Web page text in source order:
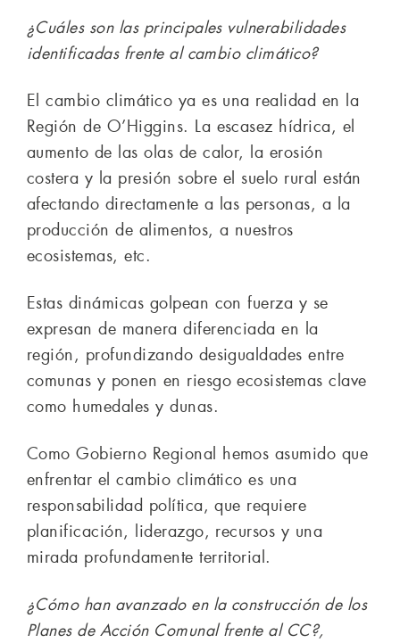
¿Cuáles son las principales vulnerabilidades
identificadas frente al cambio climático?
El cambio climático ya es una realidad en la
Región de O’Higgins. La escasez hídrica, el
aumento de las olas de calor, la erosión
costera y la presión sobre el suelo rural están
afectando directamente a las personas, a la
producción de alimentos, a nuestros
ecosistemas, etc.
Estas dinámicas golpean con fuerza y se
expresan de manera diferenciada en la
región, profundizando desigualdades entre
comunas y ponen en riesgo ecosistemas clave
como humedales y dunas.
Como Gobierno Regional hemos asumido que
enfrentar el cambio climático es una
responsabilidad política, que requiere
planificación, liderazgo, recursos y una
mirada profundamente territorial.
¿Cómo han avanzado en la construcción de los
Planes de Acción Comunal frente al CC?,